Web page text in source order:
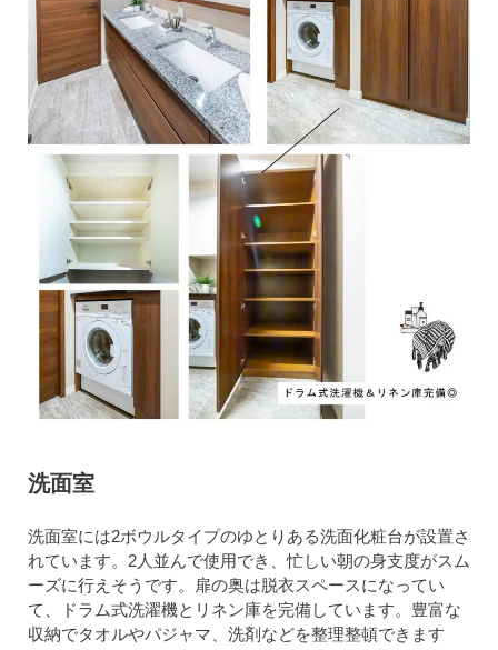
洗面室
洗面室には2ボウルタイプのゆとりある洗面化粧台が設置さ
れています。2人並んで使用でき、忙しい朝の身支度がスム
ーズに行えそうです。扉の奥は脱衣スペースになってい
て、ドラム式洗濯機とリネン庫を完備しています。豊富な
収納でタオルやパジャマ、洗剤などを整理整頓できます